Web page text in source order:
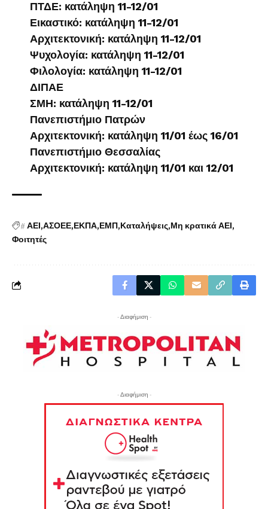
ΠΤΔΕ: κατάληψη 11-12/01
Εικαστικό: κατάληψη 11-12/01
Αρχιτεκτονική: κατάληψη 11-12/01
Ψυχολογία: κατάληψη 11-12/01
Φιλολογία: κατάληψη 11-12/01
ΔΙΠΑΕ
ΣΜΗ: κατάληψη 11-12/01
Πανεπιστήμιο Πατρών
Αρχιτεκτονική: κατάληψη 11/01 έως 16/01
Πανεπιστήμιο Θεσσαλίας
Αρχιτεκτονική: κατάληψη 11/01 και 12/01
#ΑΕΙ ΑΣΟΕΕ ΕΚΠΑ ΕΜΠ Καταλήψεις Μη κρατικά ΑΕΙ
Φοιτητές
- Διαφήμιση -
- Διαφήμιση -